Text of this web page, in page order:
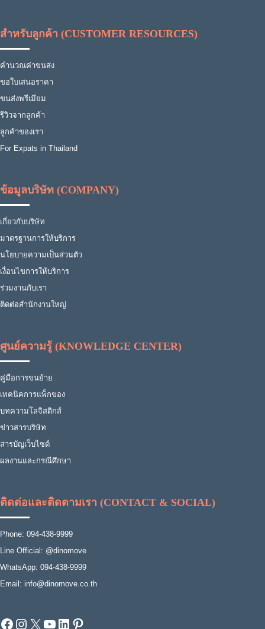
สำหรับลูกค้า (CUSTOMER RESOURCES)
คำนวณค่าขนส่ง
ขอใบเสนอราคา
ขนส่งพรีเมียม
รีวิวจากลูกค้า
ลูกค้าของเรา
For Expats in Thailand
ข้อมูลบริษัท (COMPANY)
เกี่ยวกับบริษัท
มาตรฐานการให้บริการ
นโยบายความเป็นส่วนตัว
เงื่อนไขการให้บริการ
ร่วมงานกับเรา
ติดต่อสำนักงานใหญ่
ศูนย์ความรู้ (KNOWLEDGE CENTER)
คู่มือการขนย้าย
เทคนิคการแพ็กของ
บทความโลจิสติกส์
ข่าวสารบริษัท
สารบัญเว็บไซต์
ผลงานและกรณีศึกษา
ติดต่อและติดตามเรา (CONTACT & SOCIAL)
Phone: 094-438-9999
Line Official: @dinomove
WhatsApp: 094-438-9999
Email: info@dinomove.co.th
Facebook
Instagram
X YouTube
LinkedIn
Pinterest